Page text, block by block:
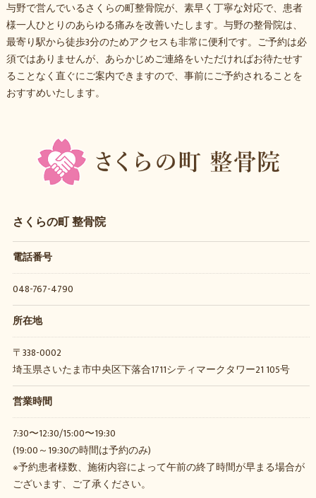
与野で営んでいるさくらの町整骨院が、素早く丁寧な対応で、患者
様一人ひとりのあらゆる痛みを改善いたします。与野の整骨院は、
最寄り駅から徒歩3分のためアクセスも非常に便利です。ご予約は必
須ではありませんが、あらかじめご連絡をいただければお待たせす
ることなく直ぐにご案内できますので、事前にご予約されることを
おすすめいたします。
さくらの町 整骨院
電話番号
048-767-4790
所在地
〒338-0002
埼玉県さいたま市中央区下落合1711シティマークタワー21 105号
営業時間
7:30〜12:30/15:00〜19:30
(19:00～19:30の時間は予約のみ)
※予約患者様数、施術内容によって午前の終了時間が早まる場合が
ございます、ご了承ください。